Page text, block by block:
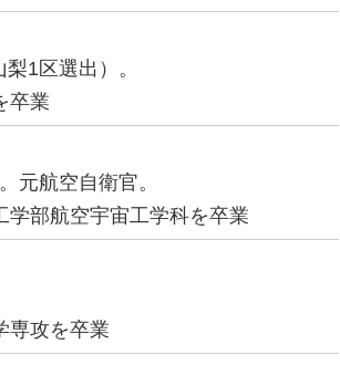
1区選出）。
卒業
元航空自衛官。
部航空宇宙工学科を卒業
専攻を卒業